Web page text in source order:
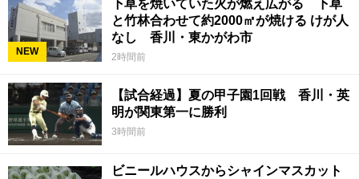
NEW
下草を焼いていた火が燃え広がる 下草
と竹林合わせて約2000㎡が焼ける けが人
なし 香川・東かがわ市
2時間前
【試合経過】夏の甲子園1回戦 香川・英
明が関東第一に勝利
3時間前
ビニールハウスからシャインマスカット